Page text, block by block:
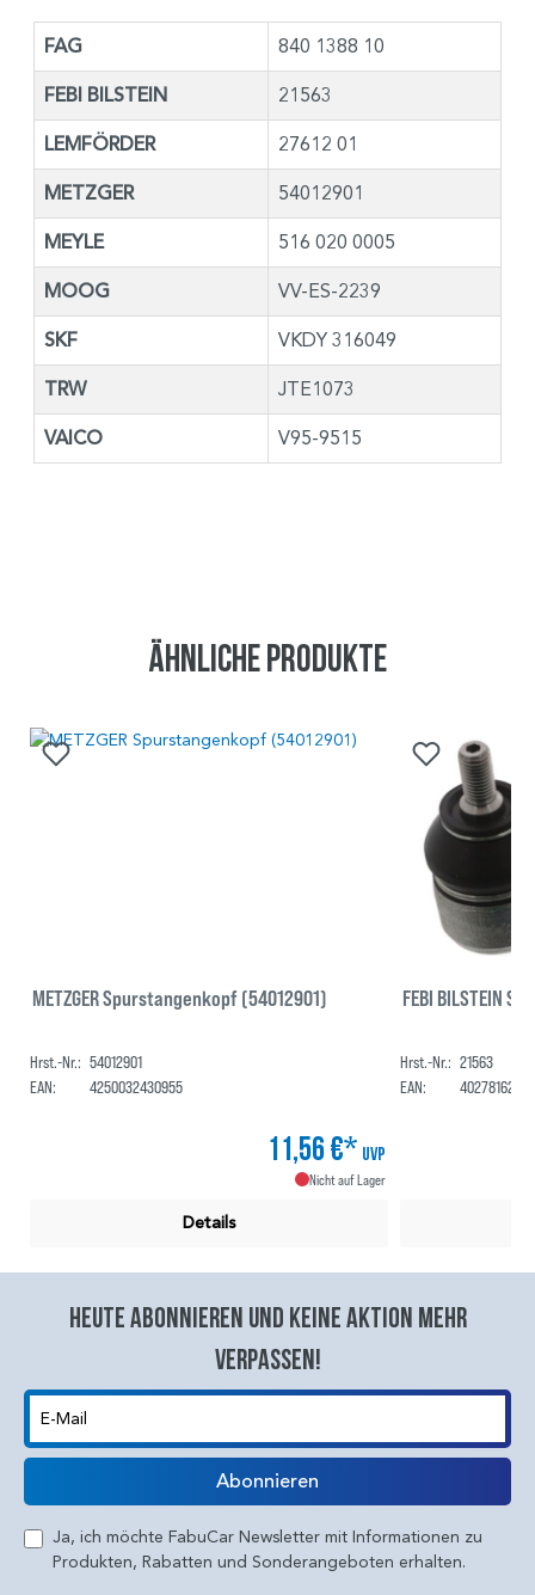
FAG 840 1388 10
FEBI BILSTEIN 21563
LEMFÖRDER 27612 01
METZGER 54012901
MEYLE 516 020 0005
MOOG VV-ES-2239
SKF VKDY 316049
TRW JTE1073
VAICO V95-9515
Ähnliche Produkte
METZGER Spurstangenkopf (54012901)
Hrst.-Nr.: 54012901
EAN:
4250032430955
11,56 €* UVP
Nicht auf Lager
Details
FEBI BILSTEIN
Hrst.-Nr.: 21563
EAN:
Heute abonnieren und keine aktion mehr
verpassen!
E-Mail
Abonnieren
Ja, ich möchte FabuCar Newsletter mit Informationen zu
Produkten, Rabatten und Sonderangeboten erhalten.